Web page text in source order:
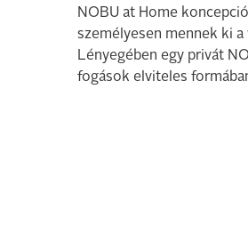
NOBU at Home
személyesen mennek ki
Lényegében egy privát
fogások elviteles